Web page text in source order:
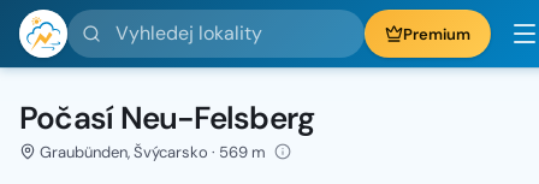
Vyhledej lokality Premium
Počasí Neu-Felsberg
Graubünden, Švýcarsko · 569 m